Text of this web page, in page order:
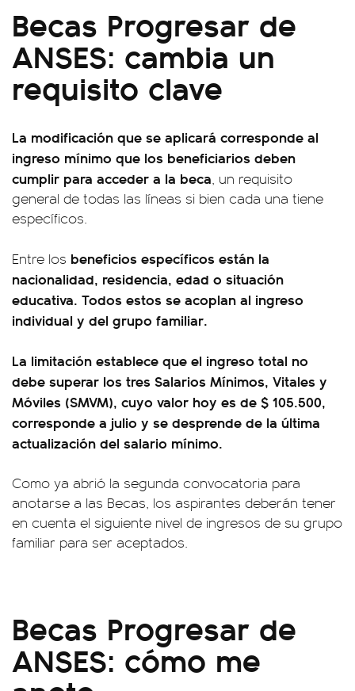
Becas Progresar de
ANSES: cambia un
requisito clave
La modificación que se aplicará corresponde al
ingreso mínimo que los beneficiarios deben
cumplir para acceder a la beca, un requisito
general de todas las líneas si bien cada una tiene
específicos.
Entre los beneficios específicos están la
nacionalidad, residencia, edad o situación
educativa. Todos estos se acoplan al ingreso
individual y del grupo familiar.
La limitación establece que el ingreso total no
debe superar los tres Salarios Mínimos, Vitales y
Móviles (SMVM), cuyo valor hoy es de $ 105.500,
corresponde a julio y se desprende de la última
actualización del salario mínimo.
Como ya abrió la segunda convocatoria para
anotarse a las Becas, los aspirantes deberán tener
en cuenta el siguiente nivel de ingresos de su grupo
familiar para ser aceptados.
Becas Progresar de
ANSES: cómo me